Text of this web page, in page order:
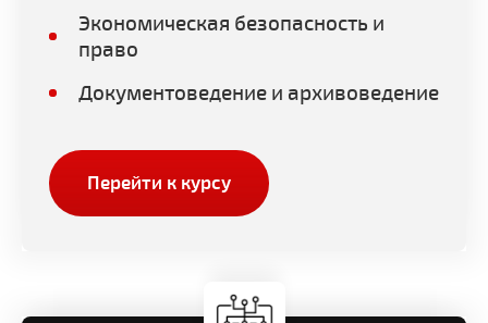
Экономическая безопасность и
право
Документоведение и архивоведение
Перейти к курсу